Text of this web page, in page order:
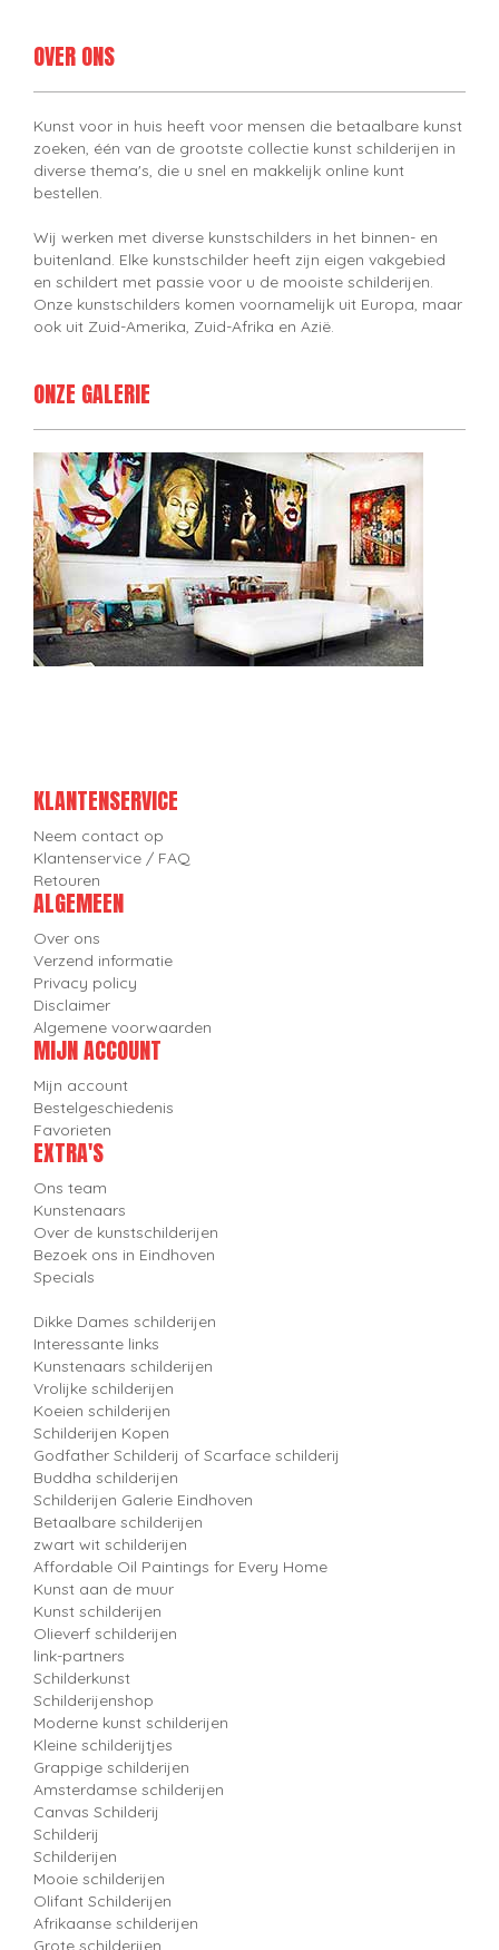
OVER ONS
Kunst voor in huis heeft voor mensen die betaalbare kunst
zoeken, één van de grootste collectie kunst schilderijen in
diverse thema's, die u snel en makkelijk online kunt
bestellen.
Wij werken met diverse kunstschilders in het binnen- en
buitenland. Elke kunstschilder heeft zijn eigen vakgebied
en schildert met passie voor u de mooiste schilderijen.
Onze kunstschilders komen voornamelijk uit Europa, maar
ook uit Zuid-Amerika, Zuid-Afrika en Azië.
ONZE GALERIE
KLANTENSERVICE
Neem contact op
Klantenservice / FAQ
Retouren
ALGEMEEN
Over ons
Verzend informatie
Privacy policy
Disclaimer
Algemene voorwaarden
MIJN ACCOUNT
Mijn account
Bestelgeschiedenis
Favorieten
EXTRA'S
Ons team
Kunstenaars
Over de kunstschilderijen
Bezoek ons in Eindhoven
Specials
Dikke Dames schilderijen
Interessante links
Kunstenaars schilderijen
Vrolijke schilderijen
Koeien schilderijen
Schilderijen Kopen
Godfather Schilderij of Scarface schilderij
Buddha schilderijen
Schilderijen Galerie Eindhoven
Betaalbare schilderijen
zwart wit schilderijen
Affordable Oil Paintings for Every Home
Kunst aan de muur
Kunst schilderijen
Olieverf schilderijen
link-partners
Schilderkunst
Schilderijenshop
Moderne kunst schilderijen
Kleine schilderijtjes
Grappige schilderijen
Amsterdamse schilderijen
Canvas Schilderij
Schilderij
Schilderijen
Mooie schilderijen
Olifant Schilderijen
Afrikaanse schilderijen
Grote schilderijen